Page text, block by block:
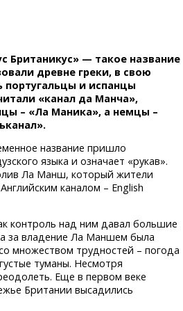
Британикус» — такое название
древне греки, в свою
португальцы и испанцы
«канал да Манча»,
– «Ла Маника», а немцы –
название пришло
языка и означает «рукав».
Ла Манш, который жители
каналом – English
контроль над ним давал большие
за владение Ла Маншем была
множеством трудностей – погода
туманы. Несмотря
Еще в первом веке
Британии высадились